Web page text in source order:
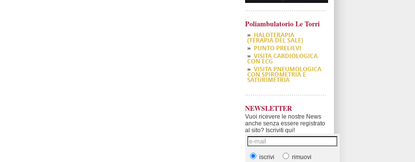
Poliambulatorio Le Torri
NEWSLETTER
Vuoi ricevere le nostre News
anche senza essere registrato
al sito? Iscriviti qui!
iscrivi rimuovi